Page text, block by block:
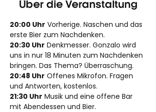
Über die Veranstaltung
20:00 Uhr Vorherige. Naschen und das
erste Bier zum Nachdenken.
20:30 Uhr Denkmesser. Gonzalo wird
uns in nur 18 Minuten zum Nachdenken
bringen. Das Thema? Überraschung.
20:48 Uhr Offenes Mikrofon. Fragen
und Antworten, kostenlos.
21:30 Uhr Musik und eine offene Bar
mit Abendessen und Bier.